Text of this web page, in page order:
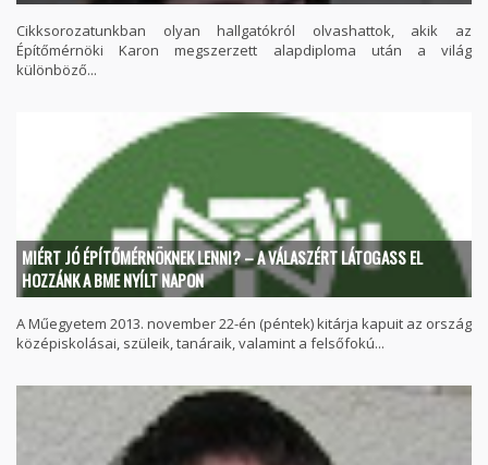
Cikksorozatunkban olyan hallgatókról olvashattok, akik az
Építőmérnöki Karon megszerzett alapdiploma után a világ
különböző...
MIÉRT JÓ ÉPÍTŐMÉRNÖKNEK LENNI? – A VÁLASZÉRT LÁTOGASS EL
HOZZÁNK A BME NYÍLT NAPON
A Műegyetem 2013. november 22-én (péntek) kitárja kapuit az ország
középiskolásai, szüleik, tanáraik, valamint a felsőfokú...